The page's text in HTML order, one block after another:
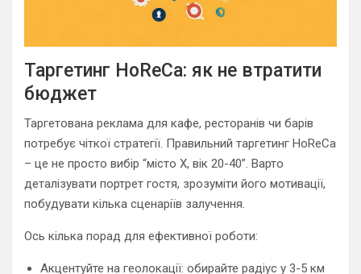
Таргетинг HoReCa: як не втратити
бюджет
Таргетована реклама для кафе, ресторанів чи барів
потребує чіткої стратегії. Правильний таргетинг HoReCa
– це не просто вибір “місто X, вік 20-40”. Варто
деталізувати портрет гостя, зрозуміти його мотивації,
побудувати кілька сценаріїв залучення.
Ось кілька порад для ефективної роботи:
Акцентуйте на геолокації: обирайте радіус у 3-5 км